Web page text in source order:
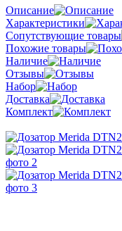
Описание
Характеристики
Сопутствующие товары
Похожие товары
Наличие
Отзывы
Набор
Доставка
Комплект